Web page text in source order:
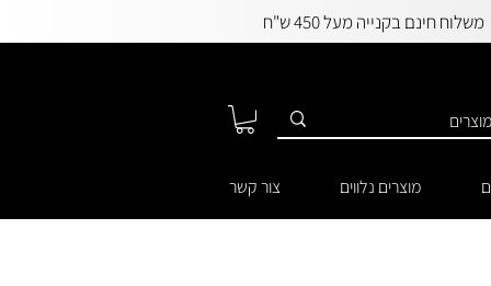
משלוח חינם בקנייה מעל 450 ש"ח
מוצרים נלווים צור קשר